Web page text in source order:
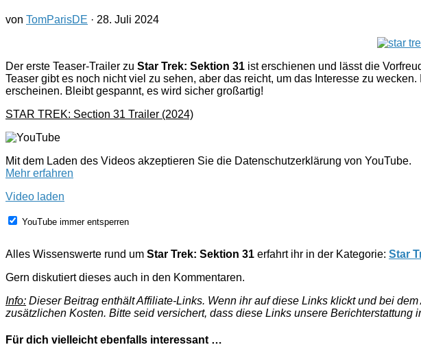
von TomParisDE · 28. Juli 2024
Der erste Teaser-Trailer zu Star Trek: Sektion 31 ist erschienen und lässt die
Teaser gibt es noch nicht viel zu sehen, aber das reicht, um das Interesse zu
erscheinen. Bleibt gespannt, es wird sicher großartig!
STAR TREK: Section 31 Trailer (2024)
Mit dem Laden des Videos akzeptieren Sie die Datenschutzerklärung von YouTube.
Mehr erfahren
Video laden
YouTube immer entsperren
Alles Wissenswerte rund um Star Trek: Sektion 31 erfahrt ihr in der Kategorie: Star
Gern diskutiert dieses auch in den Kommentaren.
Info: Dieser Beitrag enthält Affiliate-Links. Wenn ihr auf diese Links klickt und bei
zusätzlichen Kosten. Bitte seid versichert, dass diese Links unsere Berichterstattung
Für dich vielleicht ebenfalls interessant …